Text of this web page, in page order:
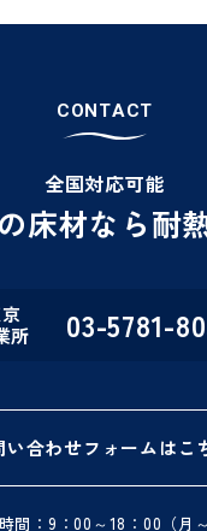
CONTACT
全国対応可能
床材なら耐
所
03-5781-
い合わせフォームはこ
間：9：00～18：00（月～